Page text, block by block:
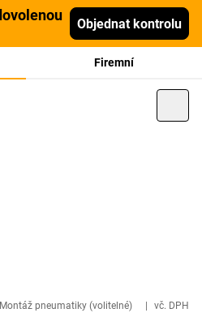
Objednat kontrolu
Firemní
Montáž pneumatiky (volitelné) vč. DPH